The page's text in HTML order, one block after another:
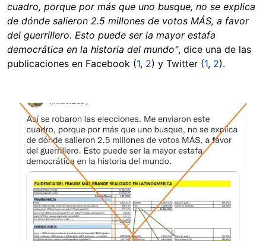
cuadro, porque por más que uno busque, no se explica
de dónde salieron 2.5 millones de votos MÁS, a favor
del guerrillero. Esto puede ser la mayor estafa
democrática en la historia del mundo", dice una de las
publicaciones en Facebook (1, 2) y Twitter (1, 2).
Image